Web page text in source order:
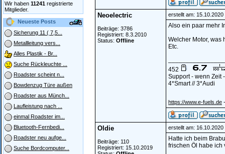
Wir haben 11241 registrierte
Mitglieder.
Neueste Posts
Sicherung 11 ( 7,5...
Metallleitung vers...
Alles Plastik - Br...
Suche Rückleuchte ...
Roadster scheint n...
Bowdenzug Türe außen
Roadster aus Münch...
Laufleistung nach ...
einmal Roadster im...
Bluetooth-Fernbedi...
Roadster neu aufge...
Suche Bordcomputer...
Neoelectric
Beiträge: 3786
Registriert: 8.3.2010
Status: Offline
erstellt am:
Also ein paar mehr
Welcher Motor, was
Etc.
452
Support - wenn Zeit
4*Smart // 3*Audi
https://www.e-fuels.de
Oldie
Beiträge: 110
Registriert: 15.10.2019
erstellt am:
Hatte ich beim
frischen Öl habe ich